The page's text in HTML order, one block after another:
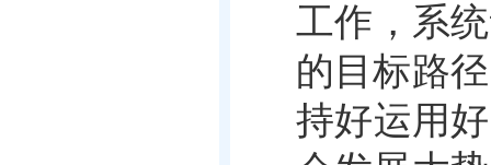
工作，系
的目标路
持好运用